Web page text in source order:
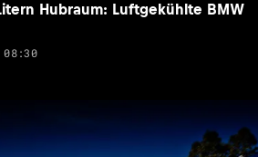
Hubraum: Luftgekühlte BMW